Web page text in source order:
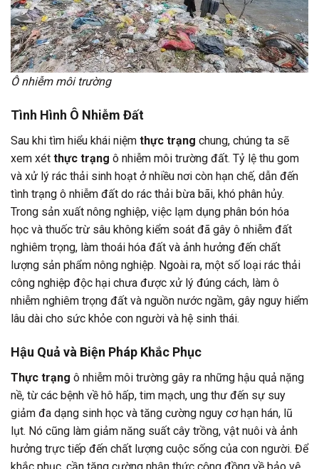
Ô nhiễm môi trường
Tình Hình Ô Nhiễm Đất
Sau khi tìm hiểu khái niệm thực trạng chung, chúng ta sẽ
xem xét thực trạng ô nhiễm môi trường đất. Tỷ lệ thu gom
và xử lý rác thải sinh hoạt ở nhiều nơi còn hạn chế, dẫn đến
tình trạng ô nhiễm đất do rác thải bừa bãi, khó phân hủy.
Trong sản xuất nông nghiệp, việc lạm dụng phân bón hóa
học và thuốc trừ sâu không kiểm soát đã gây ô nhiễm đất
nghiêm trọng, làm thoái hóa đất và ảnh hưởng đến chất
lượng sản phẩm nông nghiệp. Ngoài ra, một số loại rác thải
công nghiệp độc hại chưa được xử lý đúng cách, làm ô
nhiễm nghiêm trọng đất và nguồn nước ngầm, gây nguy hiểm
lâu dài cho sức khỏe con người và hệ sinh thái.
Hậu Quả và Biện Pháp Khắc Phục
Thực trạng ô nhiễm môi trường gây ra những hậu quả nặng
nề, từ các bệnh về hô hấp, tim mạch, ung thư đến sự suy
giảm đa dạng sinh học và tăng cường nguy cơ hạn hán, lũ
lụt. Nó cũng làm giảm năng suất cây trồng, vật nuôi và ảnh
hưởng trực tiếp đến chất lượng cuộc sống của con người. Để